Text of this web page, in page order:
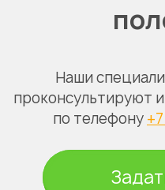
Наши
проконсультируют
по телефону